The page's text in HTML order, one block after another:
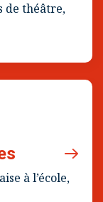
de théâtre,
à l’école,